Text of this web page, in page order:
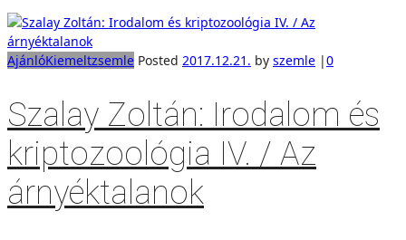
AjánlóKiemeltzsemle Posted 2017.12.21. by szemle |0
Szalay Zoltán: Irodalom és
kriptozoológia IV. / Az
árnyéktalanok